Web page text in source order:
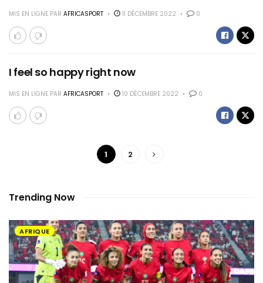
MIS EN LIGNE PAR AFRICASPORT 11 DÉCEMBRE 2022 0
I feel so happy right now
MIS EN LIGNE PAR AFRICASPORT 10 DÉCEMBRE 2022 0
1 2
Trending Now
AFRIQUE